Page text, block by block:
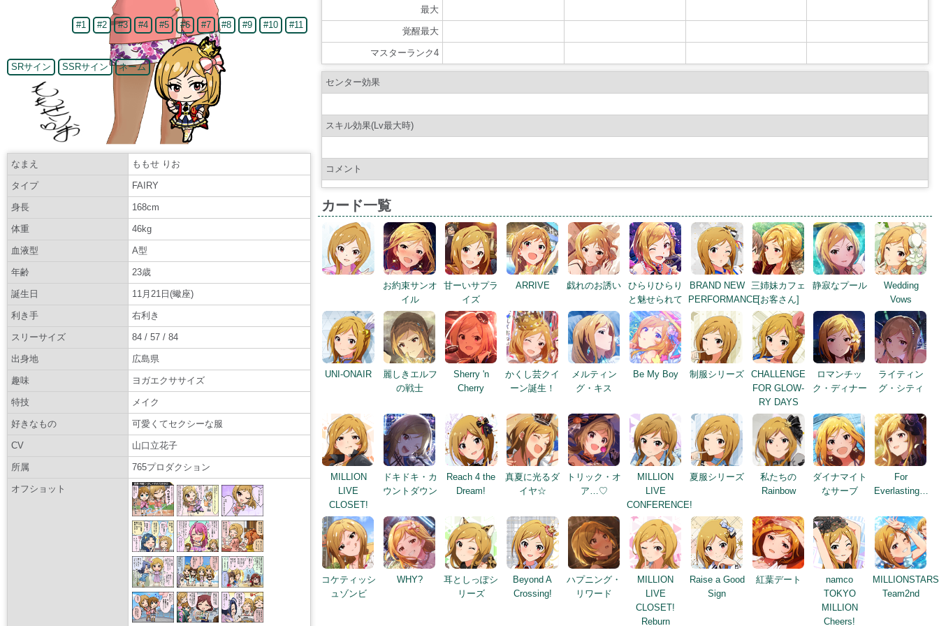
#1 #2 #3 #4 #5 #6 #7 #8 #9 #10 #11
SRサイン SSRサイン ネーム
なまえ ももせ りお
タイプ FAIRY
身長 168cm
体重 46kg
血液型 A型
年齢 23歳
誕生日 11月21日(蠍座)
利き手 右利き
スリーサイズ 84 / 57 / 84
出身地 広島県
趣味 ヨガエクササイズ
特技 メイク
好きなもの 可愛くてセクシーな服
CV 山口立花子
所属 765プロダクション
オフショット
最大
覚醒最大
マスターランク4
センター効果
スキル効果(Lv最大時)
コメント
カード一覧
お約束サンオ
イル
甘ーいサプラ
イズ
ARRIVE 戯れのお誘い
ひらりひらり
と魅せられて
BRAND NEW
PERFORMANCE
三姉妹カフェ
[お客さん]
静寂なプール
Wedding
Vows
UNI-ONAIR
麗しきエルフ
の戦士
Sherry 'n
Cherry
かくし芸クイ
ーン誕生！
メルティン
グ・キス
Be My Boy 制服シリーズ
CHALLENGE
FOR GLOW-
RY DAYS
ロマンチッ
ク・ディナー
ライティン
グ・シティ
MILLION
LIVE
CLOSET!
ドキドキ・カ
ウントダウン
Reach 4 the
Dream!
真夏に光るダ
イヤ☆
トリック・オ
ア…♡
MILLION
LIVE
CONFERENCE!
夏服シリーズ
私たちの
Rainbow
ダイナマイト
なサーブ
For
Everlasting…
コケティッシ
ュゾンビ
WHY?
耳としっぽシ
リーズ
Beyond A
Crossing!
ハプニング・
リワード
MILLION
LIVE
CLOSET!
Reburn
Raise a Good
Sign
紅葉デート
namco
TOKYO
MILLION
Cheers!
MILLIONSTARS
Team2nd